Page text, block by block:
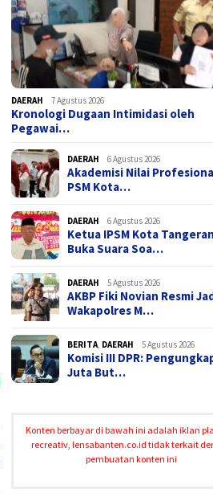
DAERAH 7 Agustus 2026
Kronologi Dugaan Intimidasi oleh
Pegawai…
DAERAH 6 Agustus 2026
Akademisi Nilai
PSM Kota…
DAERAH 6 Agustus 2026
Ketua IPSM Kota
Buka Suara Soa…
DAERAH 5 Agustus 2026
AKBP Fiki Novian Resmi
Wakapolres M…
BERITA, DAERAH 5 Agustus 2026
Komisi III DPR:
Juta But…
Konten berbayar di bawah ini adalah iklan
recreativ, lensabanten.co.id tidak terkait
pembuatan konten ini